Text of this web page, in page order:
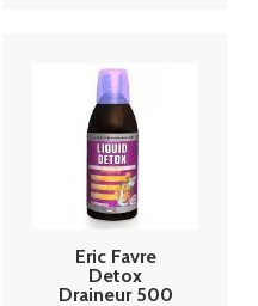
Eric Favre
Detox
Draineur 500